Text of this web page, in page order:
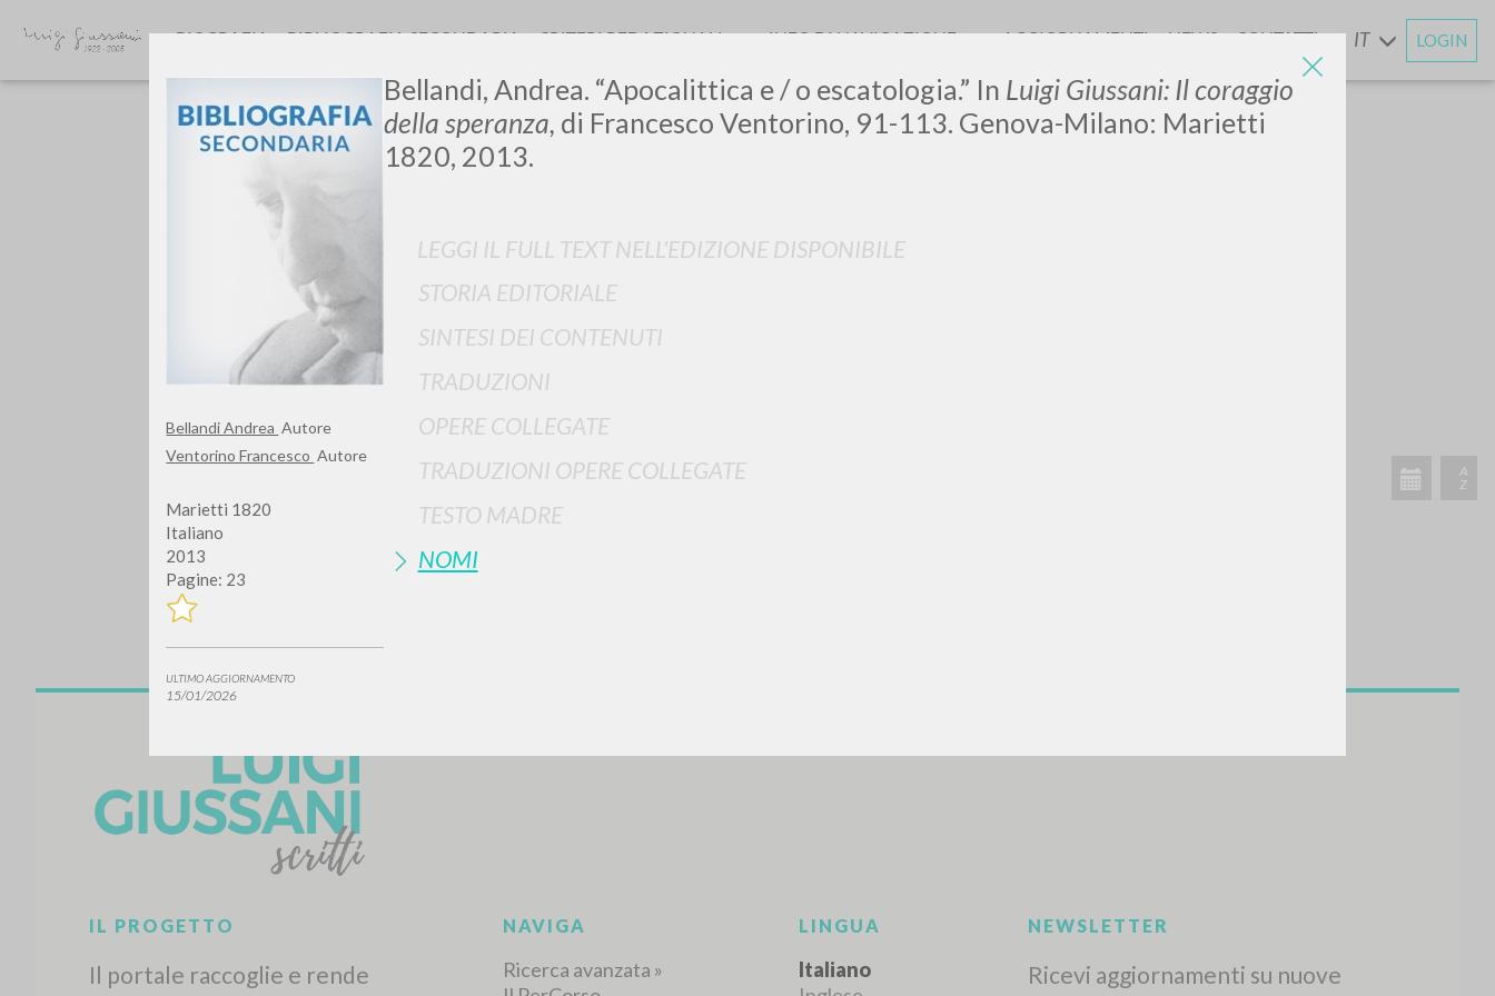
Bellandi Andrea Autore
Ventorino Francesco Autore
Marietti 1820
Italiano
2013
Pagine: 23
ULTIMO AGGIORNAMENTO
15/01/2026
Bellandi, Andrea. “Apocalittica e / o escatologia.” In Luigi Giussani: Il coraggio
della speranza, di Francesco Ventorino, 91-113. Genova-Milano: Marietti
1820, 2013.
LEGGI IL FULL TEXT NELL'EDIZIONE DISPONIBILE
STORIA EDITORIALE
SINTESI DEI CONTENUTI
TRADUZIONI
OPERE COLLEGATE
TRADUZIONI OPERE COLLEGATE
TESTO MADRE
NOMI
LUIGI
GIUSSANI
BIOGRAFIA BIBLIOGRAFIA SECONDARIA CRITERI REDAZIONALI INFO DI NAVIGAZIONE AGGIORNAMENTIENEWS CONTATTI IT LOGIN
TIPOLOGIA OPERA